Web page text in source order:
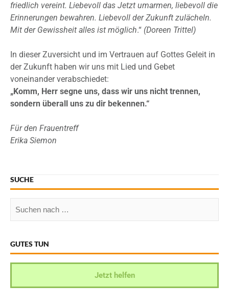
friedlich vereint. Liebevoll das Jetzt umarmen, liebevoll die
Erinnerungen bewahren. Liebevoll der Zukunft zulächeln.
Mit der Gewissheit alles ist möglich.“ (Doreen Trittel)
In dieser Zuversicht und im Vertrauen auf Gottes Geleit in
der Zukunft haben wir uns mit Lied und Gebet
voneinander verabschiedet:
„Komm, Herr segne uns, dass wir uns nicht trennen,
sondern überall uns zu dir bekennen.“
Für den Frauentreff
Erika Siemon
SUCHE
GUTES TUN
Jetzt helfen